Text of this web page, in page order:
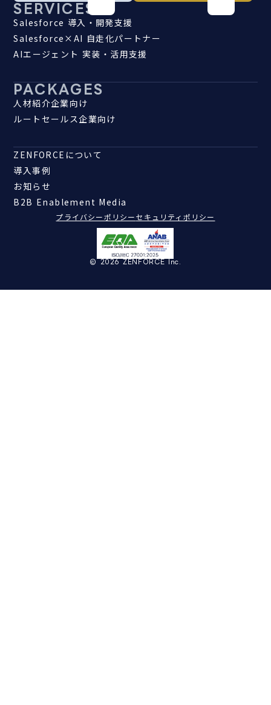
SERVICES
Salesforce 導入・開発支援
Salesforce×AI 自走化パートナー
AIエージェント 実装・活用支援
PACKAGES
人材紹介企業向け
ルートセールス企業向け
ZENFORCEについて
導入事例
お知らせ
B2B Enablement Media
© 2026 ZENFORCE Inc.
プライバシーポリシーセキュリティポリシー